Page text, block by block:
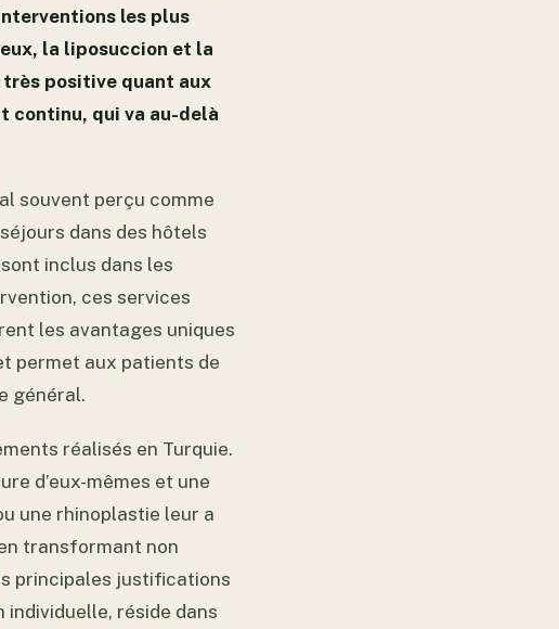
les plus
la liposuccion et la
positive quant aux
continu, qui va au-delà
souvent perçu comme
dans des hôtels
inclus dans les
ces services
les avantages uniques
permet aux patients de
général.
réalisés en Turquie.
d’eux-mêmes et une
une rhinoplastie leur a
transformant non
principales justifications
réside dans